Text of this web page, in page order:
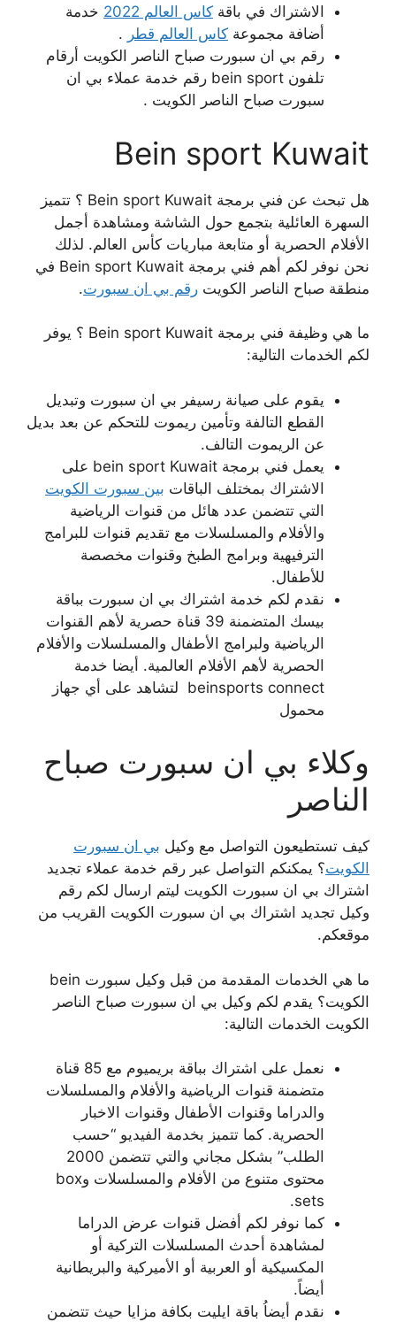
الاشتراك في باقة كاس العالم 2022
خدمة
أضافة مجموعة كاس العالم قطر .
رقم بي ان سبورت صباح الناصر الكويت أرقام
تلفون bein sport رقم خدمة عملاء بي ان
سبورت صباح الناصر الكويت .
Bein sport Kuwait
هل تبحث عن فني برمجة Bein sport Kuwait ؟ تتميز
السهرة العائلية بتجمع حول الشاشة ومشاهدة أجمل
الأفلام الحصرية أو متابعة مباريات كأس العالم. لذلك
نحن نوفر لكم أهم فني برمجة Bein sport Kuwait في
منطقة صباح الناصر الكويت رقم بي ان سبورت.
ما هي وظيفة فني برمجة Bein sport Kuwait ؟ يوفر
لكم الخدمات التالية:
يقوم على صيانة رسيفر بي ان سبورت وتبديل
القطع التالفة وتأمين ريموت للتحكم عن بعد بديل
عن الريموت التالف.
يعمل فني برمجة bein sport Kuwait على
الاشتراك بمختلف الباقات بين سبورت الكويت
التي تتضمن عدد هائل من قنوات الرياضية
والأفلام والمسلسلات مع تقديم قنوات للبرامج
الترفيهية وبرامج الطبخ وقنوات مخصصة
للأطفال.
نقدم لكم خدمة اشتراك بي ان سبورت بباقة
بيسك المتضمنة 39 قناة حصرية لأهم القنوات
الرياضية ولبرامج الأطفال والمسلسلات والأفلام
الحصرية لأهم الأفلام العالمية. أيضا خدمة
beinsports connect لتشاهد على أي جهاز
محمول
وكلاء بي ان سبورت صباح
الناصر
كيف تستطيعون التواصل مع وكيل بي ان سبورت
الكويت؟ يمكنكم التواصل عبر رقم خدمة عملاء تجديد
اشتراك بي ان سبورت الكويت ليتم ارسال لكم رقم
وكيل تجديد اشتراك بي ان سبورت الكويت القريب من
موقعكم.
ما هي الخدمات المقدمة من قبل وكيل سبورت bein
الكويت؟ يقدم لكم وكيل بي ان سبورت صباح الناصر
الكويت الخدمات التالية:
نعمل على اشتراك بباقة بريميوم مع 85 قناة
متضمنة قنوات الرياضية والأفلام والمسلسلات
والدراما وقنوات الأطفال وقنوات الاخبار
الحصرية. كما تتميز بخدمة الفيديو “حسب
الطلب” بشكل مجاني والتي تتضمن 2000
محتوى متنوع من الأفلام والمسلسلات وbox
sets.
كما نوفر لكم أفضل قنوات عرض الدراما
لمشاهدة أحدث المسلسلات التركية أو
المكسيكية أو العربية أو الأميركية والبريطانية
أيضاً.
نقدم أيضاُ باقة ايليت بكافة مزايا حيث تتضمن